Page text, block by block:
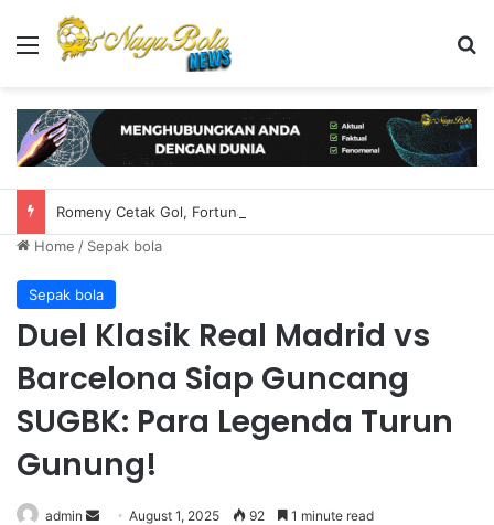
Menu
Home / Sepak bola
Sepak bola
Duel Klasik Real Madrid vs
Barcelona Siap Guncang
SUGBK: Para Legenda Turun
Gunung!
admin August 1, 2025 92 1 minute read